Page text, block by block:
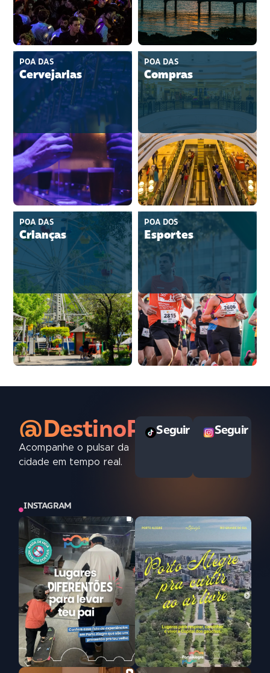
POA DAS
Cervejarias
POA DAS
Compras
POA DAS
Crianças
POA DOS
Esportes
@DestinoPOAoficial
Acompanhe o pulsar da
cidade em tempo real.
Seguir Seguir
INSTAGRAM